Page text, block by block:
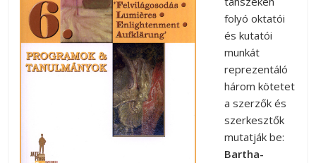
folyó oktatói
és kutatói
munkát
reprezentáló
három kötetet
a szerzők és
szerkesztők
mutatják be:
Bartha-